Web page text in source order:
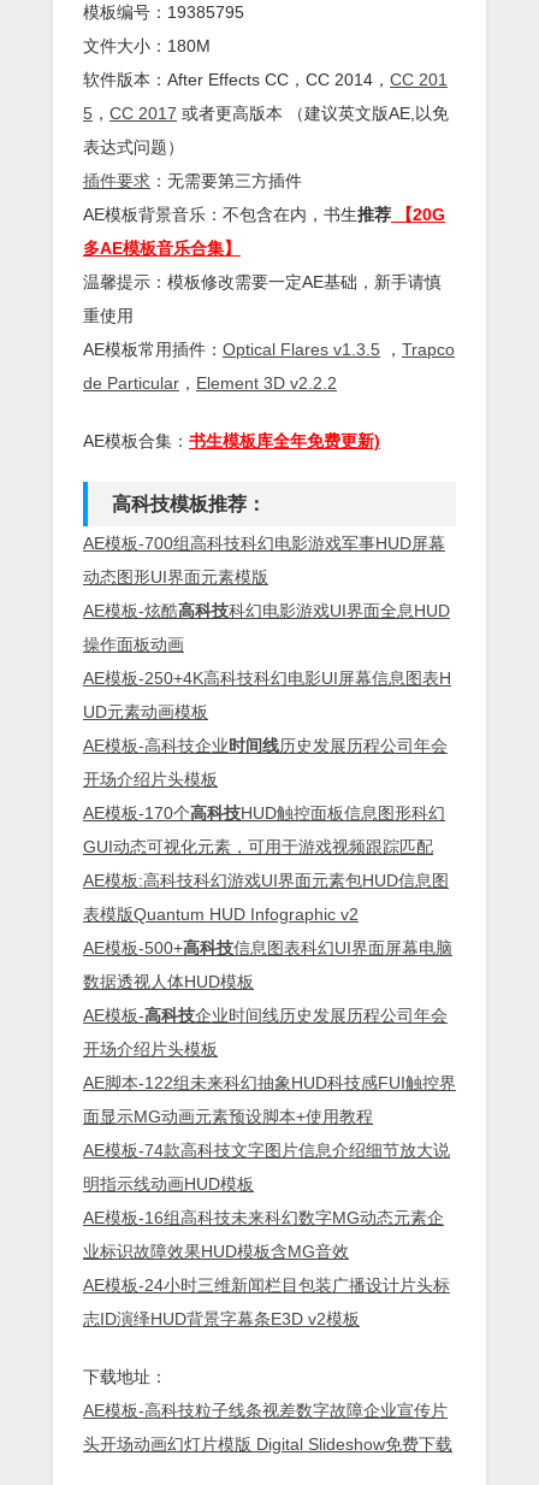
模板编号：19385795
文件大小：180M
软件版本： After Effects CC ，CC 2014， CC 201
5 ， CC 2017 或者更高版本 （建议英文版AE,以免
表达式问题）
插件要求 ：无需要第三方插件
AE模板背景音乐：不包含在内，书生推荐 【20G
多AE模板音乐合集】
温馨提示：模板修改需要一定AE基础，新手请慎
重使用
AE模板常用插件： Optical Flares v1.3.5 ， Trapco
de Particular ， Element 3D v2.2.2
AE模板合集： 书生模板库全年免费更新)
高科技模板推荐：
AE模板-700组高科技科幻电影游戏军事HUD屏幕
动态图形UI界面元素模版
AE模板-炫酷高科技科幻电影游戏UI界面全息HUD
操作面板动画
AE模板-250+4K高科技科幻电影UI屏幕信息图表H
UD元素动画模板
AE模板-高科技企业时间线历史发展历程公司年会
开场介绍片头模板
AE模板-170个高科技HUD触控面板信息图形科幻
GUI动态可视化元素，可用于游戏视频跟踪匹配
AE模板:高科技科幻游戏UI界面元素包HUD信息图
表模版Quantum HUD Infographic v2
AE模板-500+高科技信息图表科幻UI界面屏幕电脑
数据透视人体HUD模板
AE模板-高科技企业时间线历史发展历程公司年会
开场介绍片头模板
AE脚本-122组未来科幻抽象HUD科技感FUI触控界
面显示MG动画元素预设脚本+使用教程
AE模板-74款高科技文字图片信息介绍细节放大说
明指示线动画HUD模板
AE模板-16组高科技未来科幻数字MG动态元素企
业标识故障效果HUD模板含MG音效
AE模板-24小时三维新闻栏目包装广播设计片头标
志ID演绎HUD背景字幕条E3D v2模板
下载地址：
AE模板-高科技粒子线条视差数字故障企业宣传片
头开场动画幻灯片模版 Digital Slideshow免费下载